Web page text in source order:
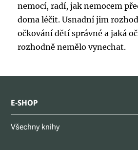
nemocí, radí, jak nemocem
doma léčit. Usnadní jim
očkování dětí správné a jaká
rozhodně nemělo vynechat.
E-SHOP
Všechny knihy